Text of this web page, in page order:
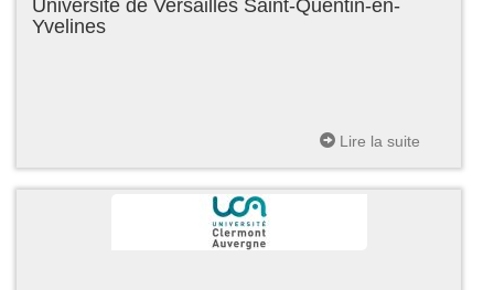
Université de Versailles Saint-Quentin-en-
Yvelines
Lire la suite